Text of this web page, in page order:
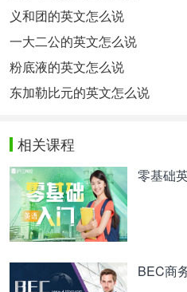
义和团的英文怎么说
一大二公的英文怎么说
粉底液的英文怎么说
东加勒比元的英文怎么说
相关课程
零基础
BEC商